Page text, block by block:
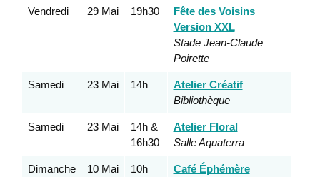
Vendredi 29 Mai 19h30
Fête des Voisins
Version XXL
Stade Jean-Claude
Poirette
Samedi 23 Mai 14h
Atelier Créatif
Bibliothèque
Samedi 23 Mai
14h &
16h30
Atelier Floral
Salle Aquaterra
Dimanche 10 Mai 10h
Café Éphémère